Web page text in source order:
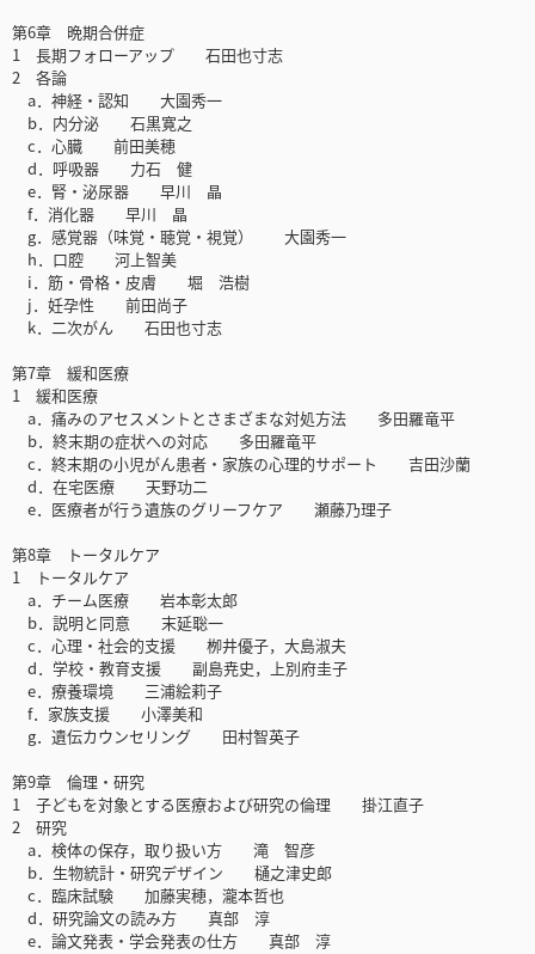
第6章 晩期合併症
1 長期フォローアップ 石田也寸志
2 各論
a．神経・認知 大園秀一
b．内分泌 石黒寛之
c．心臓 前田美穂
d．呼吸器 力石 健
e．腎・泌尿器 早川 晶
f．消化器 早川 晶
g．感覚器（味覚・聴覚・視覚） 大園秀一
h．口腔 河上智美
i．筋・骨格・皮膚 堀 浩樹
j．妊孕性 前田尚子
k．二次がん 石田也寸志
第7章 緩和医療
1 緩和医療
a．痛みのアセスメントとさまざまな対処方法 多田羅竜平
b．終末期の症状への対応 多田羅竜平
c．終末期の小児がん患者・家族の心理的サポート 吉田沙蘭
d．在宅医療 天野功二
e．医療者が行う遺族のグリーフケア 瀬藤乃理子
第8章 トータルケア
1 トータルケア
a．チーム医療 岩本彰太郎
b．説明と同意 末延聡一
c．心理・社会的支援 栁井優子，大島淑夫
d．学校・教育支援 副島尭史，上別府圭子
e．療養環境 三浦絵莉子
f．家族支援 小澤美和
g．遺伝カウンセリング 田村智英子
第9章 倫理・研究
1 子どもを対象とする医療および研究の倫理 掛江直子
2 研究
a．検体の保存，取り扱い方 滝 智彦
b．生物統計・研究デザイン 樋之津史郎
c．臨床試験 加藤実穂，瀧本哲也
d．研究論文の読み方 真部 淳
e．論文発表・学会発表の仕方 真部 淳